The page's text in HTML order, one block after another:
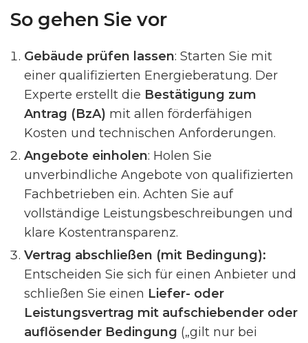
So gehen Sie vor
Gebäude prüfen lassen: Starten Sie mit
einer qualifizierten Energieberatung. Der
Experte erstellt die Bestätigung zum
Antrag (BzA) mit allen förderfähigen
Kosten und technischen Anforderungen.
Angebote einholen: Holen Sie
unverbindliche Angebote von qualifizierten
Fachbetrieben ein. Achten Sie auf
vollständige Leistungsbeschreibungen und
klare Kostentransparenz.
Vertrag abschließen (mit Bedingung):
Entscheiden Sie sich für einen Anbieter und
schließen Sie einen Liefer- oder
Leistungsvertrag mit aufschiebender oder
auflösender Bedingung („gilt nur bei